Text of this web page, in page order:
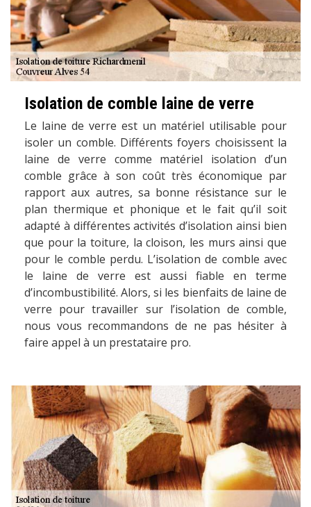
Isolation de comble laine de verre
Le laine de verre est un matériel utilisable pour
isoler un comble. Différents foyers choisissent la
laine de verre comme matériel isolation d’un
comble grâce à son coût très économique par
rapport aux autres, sa bonne résistance sur le
plan thermique et phonique et le fait qu’il soit
adapté à différentes activités d’isolation ainsi bien
que pour la toiture, la cloison, les murs ainsi que
pour le comble perdu. L’isolation de comble avec
le laine de verre est aussi fiable en terme
d’incombustibilité. Alors, si les bienfaits de laine de
verre pour travailler sur l’isolation de comble,
nous vous recommandons de ne pas hésiter à
faire appel à un prestataire pro.